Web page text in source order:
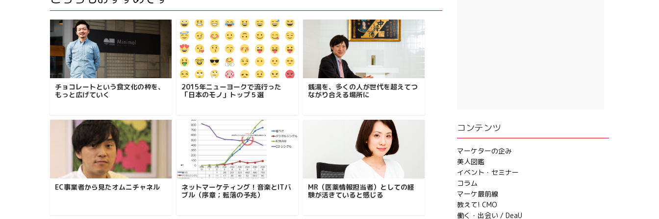
チョコレートという食文化の枠を、
もっと広げていく
2015年ニューヨークで流行った
「日本のモノ」トップ５選
銭湯を、多くの人が世代を超えてつ
ながり合える場所に
EC事業者から見たオムニチャネル
ネットマーケティング！音楽とITバ
ブル（序章；転落の予兆）
MR（医薬情報担当者）としての経
験が活きていると感じる
コンテンツ
マーケターの企み
美人図鑑
イベント・セミナー
コラム
マーケ最前線
教えて! CMO
働く・出会い / DeaU